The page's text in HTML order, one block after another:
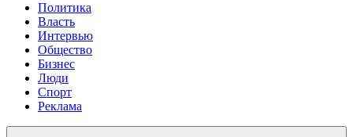
Политика
Власть
Интервью
Общество
Бизнес
Люди
Спорт
Реклама